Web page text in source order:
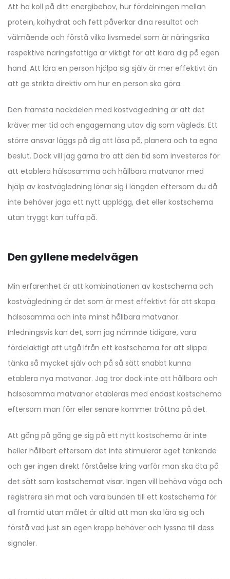
Att ha koll på ditt energibehov, hur fördelningen mellan
protein, kolhydrat och fett påverkar dina resultat och
välmående och förstå vilka livsmedel som är näringsrika
respektive näringsfattiga är viktigt för att klara dig på egen
hand. Att lära en person hjälpa sig själv är mer effektivt än
att ge strikta direktiv om hur en person ska göra.
Den främsta nackdelen med kostvägledning är att det
kräver mer tid och engagemang utav dig som vägleds. Ett
större ansvar läggs på dig att läsa på, planera och ta egna
beslut. Dock vill jag gärna tro att den tid som investeras för
att etablera hälsosamma och hållbara matvanor med
hjälp av kostvägledning lönar sig i längden eftersom du då
inte behöver jaga ett nytt upplägg, diet eller kostschema
utan tryggt kan tuffa på.
Den gyllene medelvägen
Min erfarenhet är att kombinationen av kostschema och
kostvägledning är det som är mest effektivt för att skapa
hälsosamma och inte minst hållbara matvanor.
Inledningsvis kan det, som jag nämnde tidigare, vara
fördelaktigt att utgå ifrån ett kostschema för att slippa
tänka så mycket själv och på så sätt snabbt kunna
etablera nya matvanor. Jag tror dock inte att hållbara och
hälsosamma matvanor etableras med endast kostschema
eftersom man förr eller senare kommer tröttna på det.
Att gång på gång ge sig på ett nytt kostschema är inte
heller hållbart eftersom det inte stimulerar eget tänkande
och ger ingen direkt förståelse kring varför man ska äta på
det sätt som kostschemat visar. Ingen vill behöva väga och
registrera sin mat och vara bunden till ett kostschema för
all framtid utan målet är alltid att man ska lära sig och
förstå vad just sin egen kropp behöver och lyssna till dess
signaler.